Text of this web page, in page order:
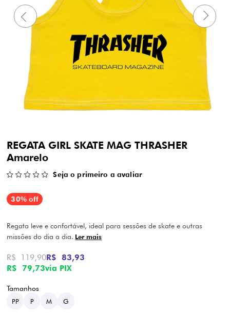
REGATA GIRL SKATE MAG THRASHER
Amarelo
Seja o primeiro a avaliar
30% off
Regata leve e confortável, ideal para sessões de skate e outras
missões do dia a dia. Ler mais
R$ 79,73via PIX
R$ 119,90R$ 83,93
PP P M G